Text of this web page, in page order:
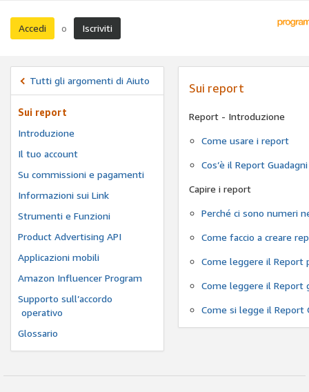
Accedi o Iscriviti
Tutti gli argomenti di Aiuto
Sui report
Introduzione
Il tuo account
Su commissioni e pagamenti
Informazioni sui Link
Strumenti e Funzioni
Product Advertising API
Applicazioni mobili
Amazon Influencer Program
Supporto sull’accordo
operativo
Glossario
Sui report
Report - Introduzione
Come usare i report
Cos’è il Report
Capire i report
Perché ci sono numeri
Come faccio a creare
Come leggere il Report
Come leggere il Report
Come si legge il Report